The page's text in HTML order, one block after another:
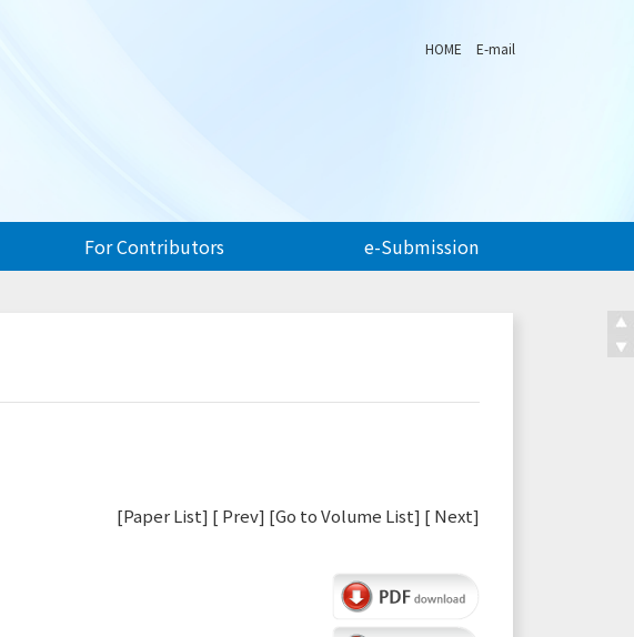
HOME E-mail
For Contributors e-Submission
[Paper List] [ Prev] [Go to Volume List] [ Next]